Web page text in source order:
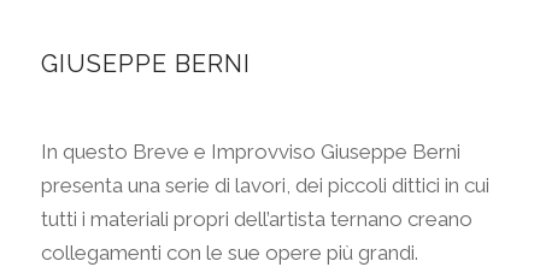
GIUSEPPE BERNI
In questo Breve e Improvviso Giuseppe Berni
presenta una serie di lavori, dei piccoli dittici in cui
tutti i materiali propri dell’artista ternano creano
collegamenti con le sue opere più grandi.
Lun/Sab
10-13 > 16/19
Dom
chiuso